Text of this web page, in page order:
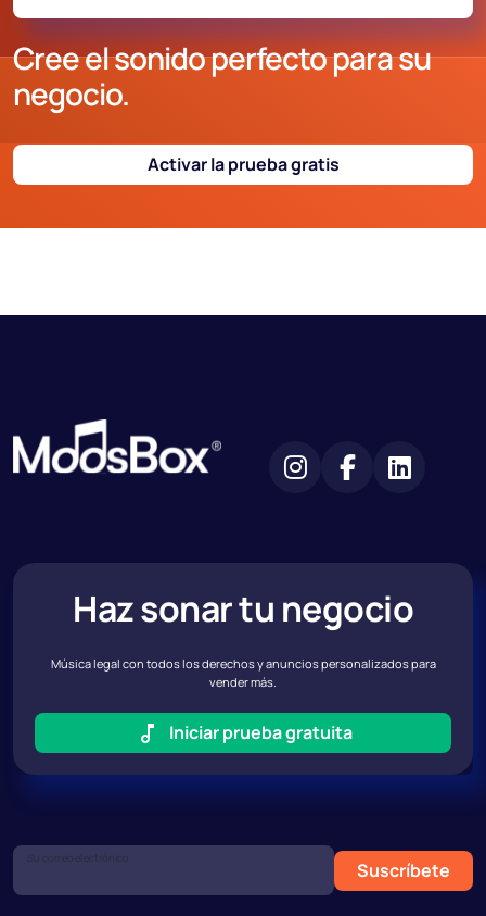
Cree el sonido perfecto para su
negocio.
Activar la prueba gratis
Haz sonar tu negocio
Música legal con todos los derechos y anuncios personalizados para
vender más.
Iniciar prueba gratuita
Su correo electrónico
Suscríbete